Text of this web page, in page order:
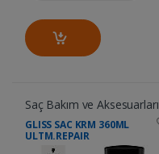
Saç Bakım ve Aksesuarları
GLISS SAC KRM 360ML
ULTM.REPAIR